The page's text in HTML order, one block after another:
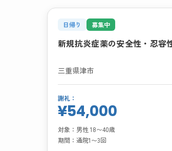
日帰り 募集中
新規抗炎症薬の安全性・忍容
三重県津市
謝礼：
¥54,000
対象： 男性 18〜40歳
期間： 通院1〜3回